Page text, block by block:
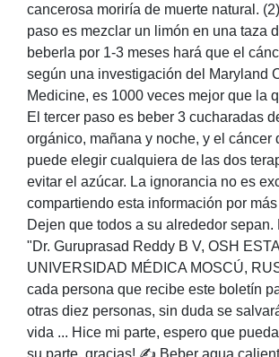
cancerosa moriría de muerte natural.
paso es mezclar un limón en una taza
beberla por 1-3 meses hará que el
según una investigación del Maryland
Medicine, es 1000 veces mejor que la
El tercer paso es beber 3 cucharadas
orgánico, mañana y noche, y el cáncer
puede elegir cualquiera de las dos
evitar el azúcar. La ignorancia no es
compartiendo esta información por
Dejen que todos a su alrededor
"Dr. Guruprasad Reddy B V, OSH
UNIVERSIDAD MÉDICA MOSCÚ,
cada persona que recibe este boletín
otras diez personas, sin duda se
vida ... Hice mi parte, espero que
su parte. gracias! ✍ Beber agua